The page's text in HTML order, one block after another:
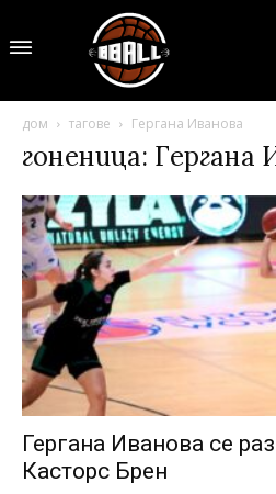
дом тагове Гергана Иванова
гоненица: Гергана
Гергана Иванова се
Касторс Брен